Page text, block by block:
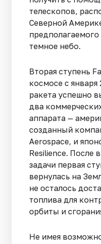
телескопов,
Северной
темное небо.
Вторая ступень
космосе с января
ракета успешно
два
аппарата —
созданный
Aerospace, и
Resilience. После
задачи первая
вернулась на
не осталось
топлива для
орбиты и
Не имея